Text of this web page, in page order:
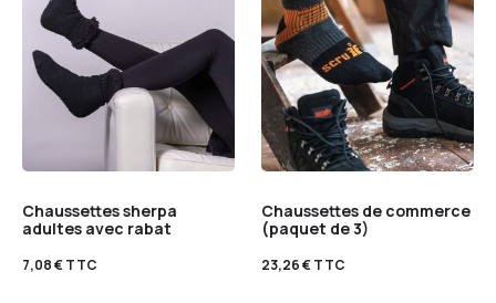
Chaussettes sherpa
adultes avec rabat
7,08€TTC
Chaussettes de commerce
(paquet de 3)
23,26€TTC